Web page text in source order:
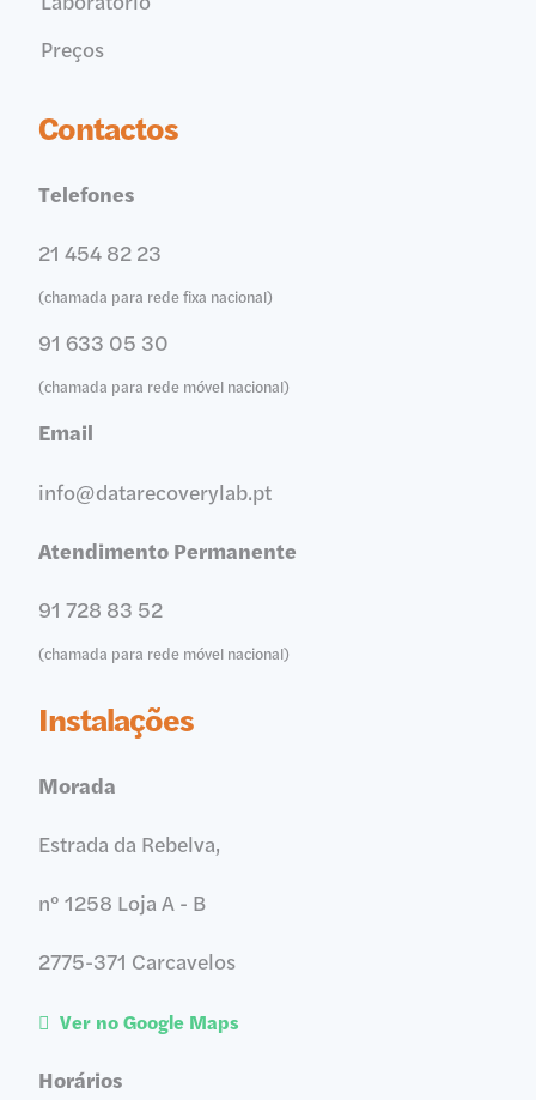
Preços
Contactos
Telefones
21 454 82 23
(chamada para rede fixa nacional)
91 633 05 30
(chamada para rede móvel nacional)
Email
info@datarecoverylab.pt
Atendimento Permanente
91 728 83 52
(chamada para rede móvel nacional)
Instalações
Morada
Estrada da Rebelva,
nº 1258 Loja A - B
2775-371 Carcavelos
Ver no Google Maps
Horários